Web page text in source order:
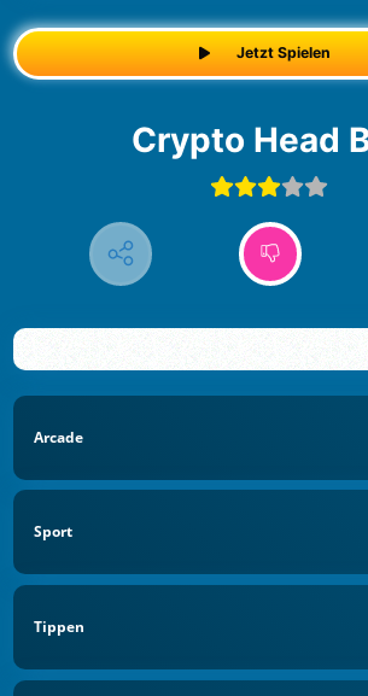
Jetzt Spielen
Crypto Head
Arcade
Sport
Tippen